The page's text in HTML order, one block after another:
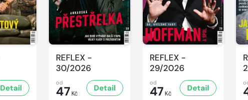
Detail
REFLEX -
30/2026
od
47 Kč
Detail
REFLEX -
29/2026
od
47 Kč
Detail